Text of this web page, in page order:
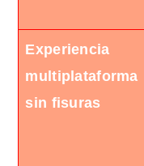
Experiencia
multiplataforma
sin fisuras